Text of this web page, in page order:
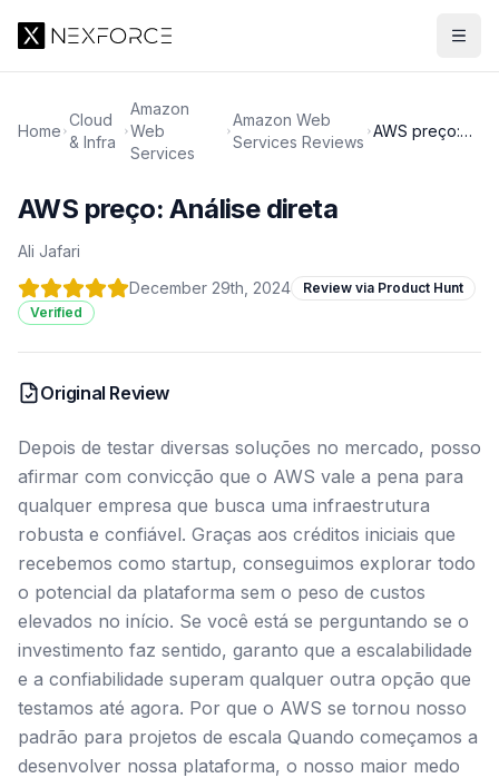
Home
Cloud
& Infra
Amazon
Web
Services
Amazon Web
Services Reviews
AWS preço:
AWS preço: Análise direta
Ali Jafari
December 29th, 2024
Review via Product Hunt
Verified
Original Review
Depois de testar diversas soluções no mercado, posso
afirmar com convicção que o AWS vale a pena para
qualquer empresa que busca uma infraestrutura
robusta e confiável. Graças aos créditos iniciais que
recebemos como startup, conseguimos explorar todo
o potencial da plataforma sem o peso de custos
elevados no início. Se você está se perguntando se o
investimento faz sentido, garanto que a escalabilidade
e a confiabilidade superam qualquer outra opção que
testamos até agora. Por que o AWS se tornou nosso
padrão para projetos de escala Quando começamos a
desenvolver nossa plataforma, o nosso maior medo